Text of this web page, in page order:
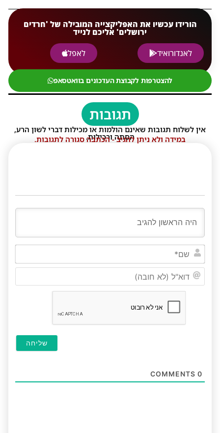
הורידו עכשיו את האפליקצייה המובילה של 'חרדים
ירושלים' אליכם לנייד
לאנדורואיד
לאפל
להצטרפות לקבוצת העדכונים בוואטסאפ
תגובות
אין לשלוח תגובות שאינם הולמות או מכילות דברי לשון הרע,
הסתה ורכילות.
במידה ולא ניתן להגיב - הכתבה סגורה לתגובות.
0